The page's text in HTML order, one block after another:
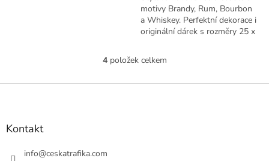
motivy Brandy, Rum, Bourbon
a Whiskey. Perfektní dekorace i
originální dárek s rozměry 25 x
O
l
4položek celkem
Z
Kontakt
info@ceskatrafika.com